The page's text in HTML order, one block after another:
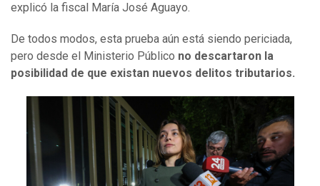
explicó la fiscal María José Aguayo.
De todos modos, esta prueba aún está siendo periciada,
pero desde el Ministerio Público no descartaron la
posibilidad de que existan nuevos delitos tributarios.